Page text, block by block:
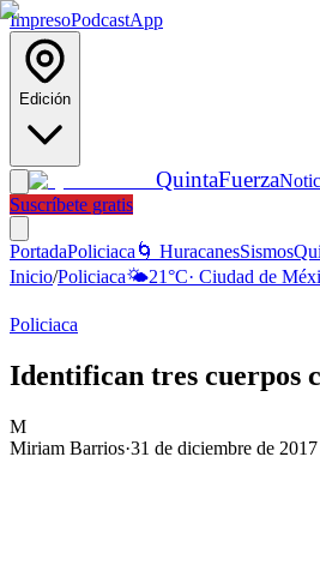
ImpresoPodcastApp
Edición
QuintaFuerza
Suscríbete gratis
PortadaPoliciaca 🌀 HuracanesSismos
Inicio/Policiaca🌤️21°C· Ciudad de
Policiaca
Identifican tres cuerpos
M
Miriam Barrios·31 de diciembre de 2017